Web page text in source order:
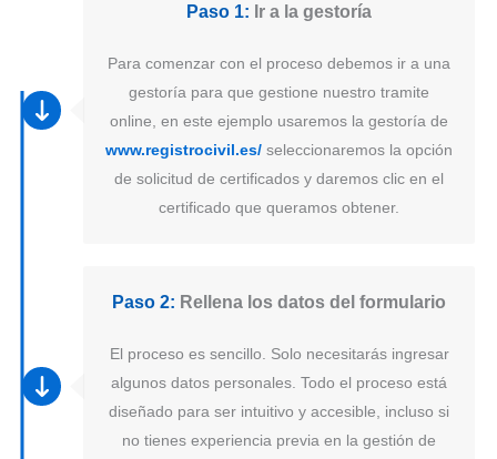
Paso 1: Ir a la gestoría
Para comenzar con el proceso debemos ir a una
gestoría para que gestione nuestro tramite
online, en este ejemplo usaremos la gestoría de
www.registrocivil.es/ seleccionaremos la opción
de solicitud de certificados y daremos clic en el
certificado que queramos obtener.
Paso 2: Rellena los datos del formulario
El proceso es sencillo. Solo necesitarás ingresar
algunos datos personales. Todo el proceso está
diseñado para ser intuitivo y accesible, incluso si
no tienes experiencia previa en la gestión de